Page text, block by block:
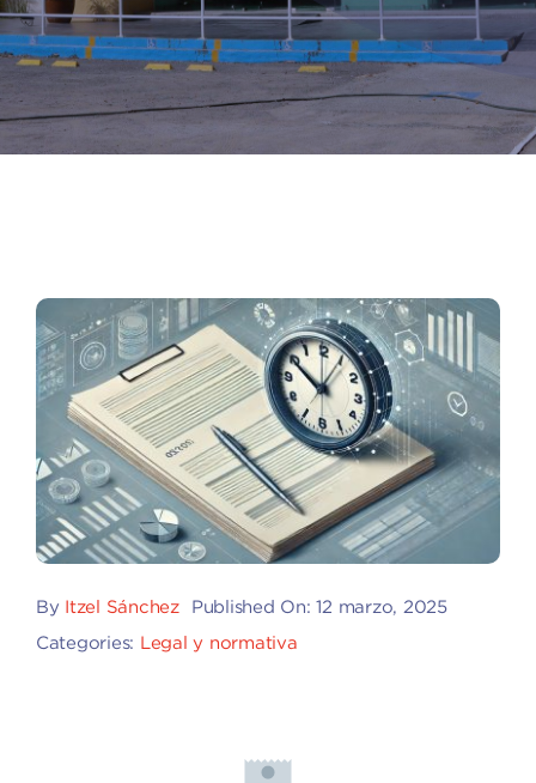
By Itzel Sánchez
Published On: 12 marzo, 2025
Categories: Legal y normativa